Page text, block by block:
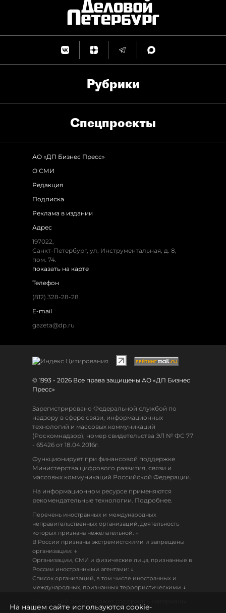
Рубрики
Спец­проекты
АО «ДП Бизнес Пресс»
О СМИ
Редакция
Подписка
Реклама в издании
Адрес
197022,
Санкт-Петербург, ул. Инструментальная, д. 8,
пом. 74.
показать на карте
Телефон
(812) 328-28-28
E-mail
gazeta@dp.ru
© 1993 - 2026 Все права защищены АО «ДП Бизнес
Пресс»
Зарегистрировано Федеральной службой по
надзору в сфере связи, информационных
технологий и массовых коммуникаций
(Роскомнадзор), номер свидетельства ЭЛ № ФС 77
- 65426 от 18.04.2016г.
Функционирует при финансовой поддержке
Министерства цифрового развития, связи и
массовых коммуникаций Российской Федерации.
На информационном ресурсе применяются
рекомендательные технологии. Подробнее.
Перечень иностранных и международных
неправительственных организаций, деятельность
которых признана нежелательной: ↓
В России признаны экстремистскими и запрещены
организации: ↓
Организации, СМИ и физические лица, признанные в
России иностранными агентами: ↓
Список организаций, в том числе иностранных и
международных, признанных террористическими ↓
18+
На нашем сайте используются cookie-